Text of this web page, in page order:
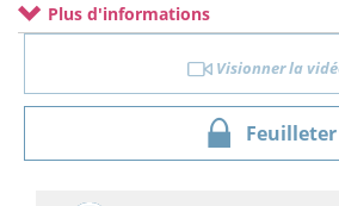
Plus d'informations
Visionner la
Feuilleter